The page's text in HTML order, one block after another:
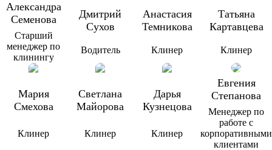
Александра
Семенова
Старший
менеджер по
клинингу
Дмитрий
Сухов
Водитель
Анастасия
Темникова
Клинер
Татьяна
Картавцева
Клинер
Мария
Смехова
Клинер
Светлана
Майорова
Клинер
Дарья
Кузнецова
Клинер
Евгения
Степанова
Менеджер по
работе с
корпоративными
клиентами